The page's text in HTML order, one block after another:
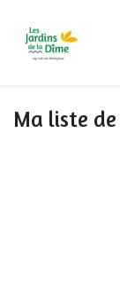
Ma liste